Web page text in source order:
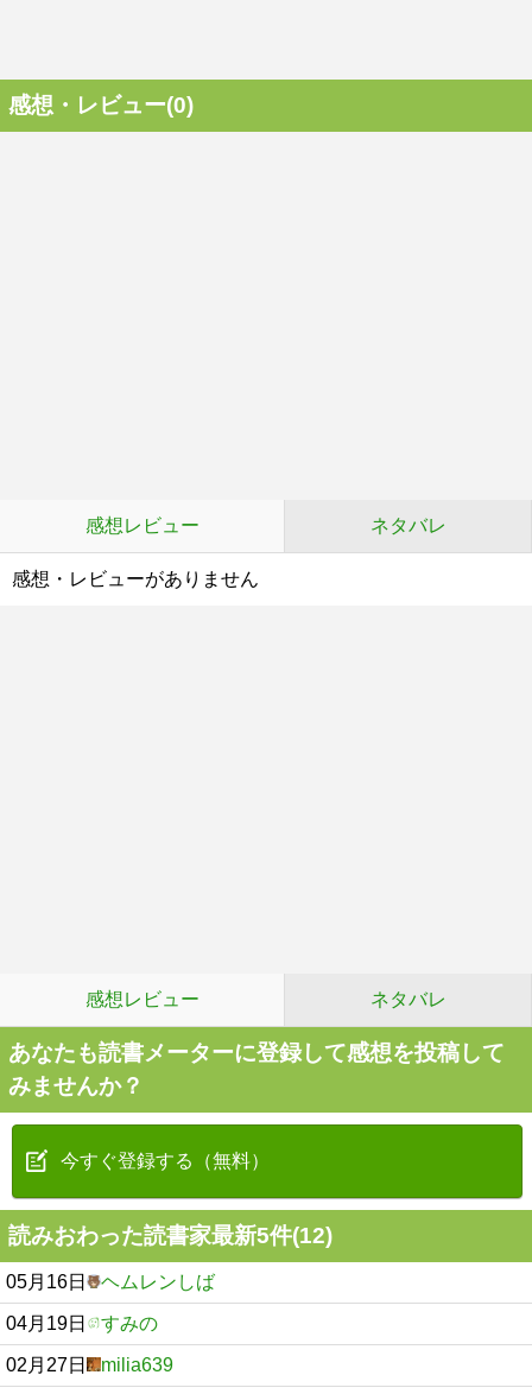
感想・レビュー(0)
感想レビュー ネタバレ
感想・レビューがありません
感想レビュー ネタバレ
あなたも読書メーターに登録して感想を投稿して
みませんか？
今すぐ登録する（無料）
読みおわった読書家最新5件(12)
05月16日 ヘムレンしば
04月19日 すみの
02月27日 milia639